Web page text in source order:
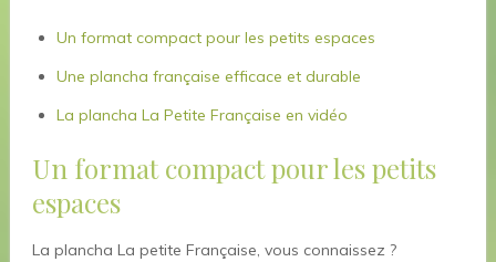
Un format compact pour les petits espaces
Une plancha française efficace et durable
La plancha La Petite Française en vidéo
Un format compact pour les petits
espaces
La plancha La petite Française, vous connaissez ?